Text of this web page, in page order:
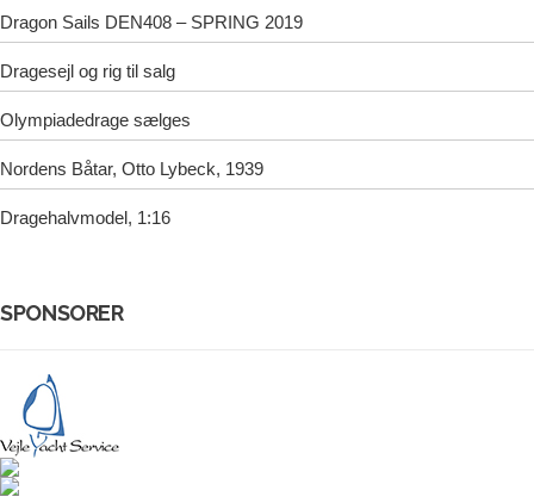
Dragon Sails DEN408 – SPRING 2019
Dragesejl og rig til salg
Olympiadedrage sælges
Nordens Båtar, Otto Lybeck, 1939
Dragehalvmodel, 1:16
SPONSORER